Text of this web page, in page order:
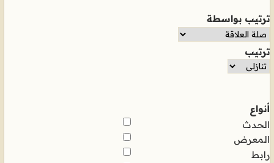
ترتيب بواسطة
ترتيب
أنواع
الحدث
المعرض
رابط